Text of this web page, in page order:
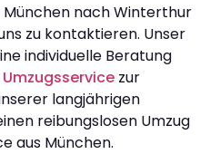
München nach Winterthur
zu kontaktieren. Unser
individuelle Beratung
Umzugsservice zur
langjährigen
reibungslosen Umzug
aus München.